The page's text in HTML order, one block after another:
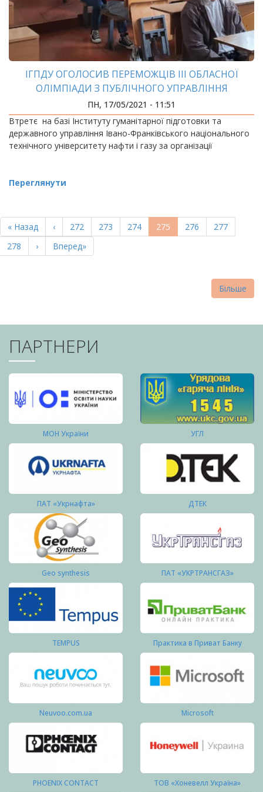
ІГПДУ ОГОЛОСИВ ПЕРЕМОЖЦІВ ІІІ ОБЛАСНОЇ
ОЛІМПІАДИ З ПУБЛІЧНОГО УПРАВЛІННЯ
ПН, 17/05/2021 - 11:51
Втретє на базі Інституту гуманітарної підготовки та
державного управління Івано-Франківського національного
технічного університету нафти і газу за організації
Переглянути
НА
СТОРІНКИ
Перша
сторінка
« Назад
Попередня
сторінка
‹ Page
272 Page
273 Page
274
Поточна
сторінка
275 Page
276 Page
277
Page
278
Наступна
сторінка
›
Остання
сторінка
Вперед»
Більше
ПАРТНЕРИ
МОН України УГЛ
ПАТ «Укрнафта» ДТЕК
Geo synthesis ПАТ «УКРТРАНСГАЗ»
TEMPUS Практика в Приват Банку
Neuvoo.com.ua Microsoft
PHOENIX CONTACT ТОВ «Хоневелл Україна»